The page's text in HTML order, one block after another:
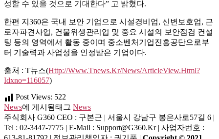
성할 수 있을 것으로 기대한다” 고 밝혔다.
한편 지360은 국내 보안 기업으로 시설경비업, 신변보호업, 근
로자파견사업, 건물위생관리업 및 중요 시설의 보안점검 컨설
팅 등의 영역에서 활동 중이며 중소벤처기업진흥공단으로부
터 기술력과 사업성을 인정받은 기업이다.
출처 : T뉴스(Http://www.tnews.kr/news/articleView.html?
Idxno=116057)
Post Views: 522
News에 게시됨태그 News
주식회사 G360 CEO : 구본근 | 서울시 강남구 봉은사로57길 6 |
Tel : 02-3447-7775 | E-Mail : Support@g360.kr | 사업자번호 :